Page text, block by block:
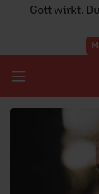
Gott wirkt.
Navigation
Glaubens-